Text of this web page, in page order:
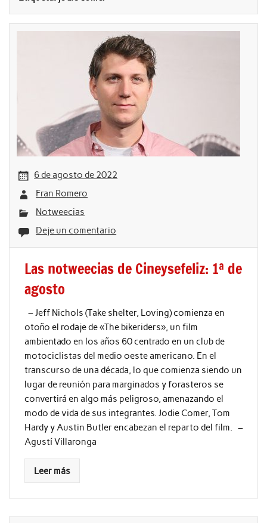
6 de agosto de 2022
Fran Romero
Notweecias
Deje un comentario
Las notweecias de Cineysefeliz: 1ª de
agosto
– Jeff Nichols (Take shelter, Loving) comienza en
otoño el rodaje de «The bikeriders», un film
ambientado en los años 60 centrado en un club de
motociclistas del medio oeste americano. En el
transcurso de una década, lo que comienza siendo un
lugar de reunión para marginados y forasteros se
convertirá en algo más peligroso, amenazando el
modo de vida de sus integrantes. Jodie Comer, Tom
Hardy y Austin Butler encabezan el reparto del film. –
Agustí Villaronga
Leer más